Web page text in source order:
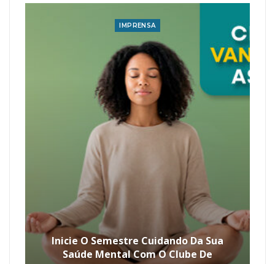
IMPRENSA
Inicie O Semestre Cuidando Da Sua
Saúde Mental Com O Clube De